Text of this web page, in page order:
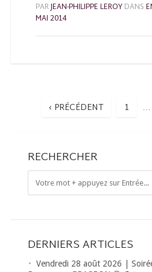
PARJEAN-PHILIPPE LEROYDANS
MAI 2014
‹ PRÉCÉDENT 1 …
RECHERCHER
DERNIERS ARTICLES
Vendredi 28 août 2026 |